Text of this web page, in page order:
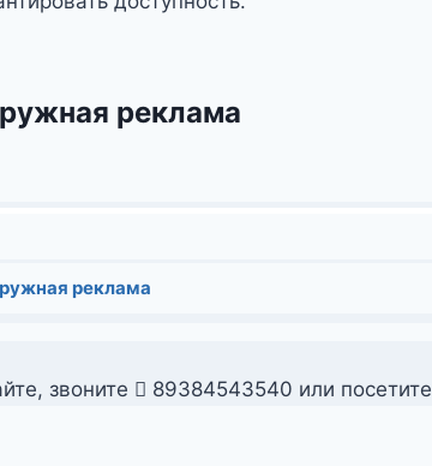
реклама
реклама
звоните 89384543540 или посетите